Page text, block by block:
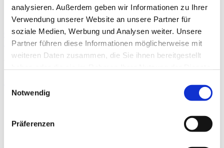
analysieren. Außerdem geben wir Informationen zu Ihrer
Verwendung unserer Website an unsere Partner für
soziale Medien, Werbung und Analysen weiter. Unsere
Partner führen diese Informationen möglicherweise mit
weiteren Daten zusammen, die Sie ihnen bereitgestellt
Notwendig
Präferenzen
Medizinisch-Pflegerische Leistungen
Service & Ausstattung
Qualität
Externe vergleichende Qualitätssicherung
Bezeichnung
Teilnahme externe Qualitätssicherung